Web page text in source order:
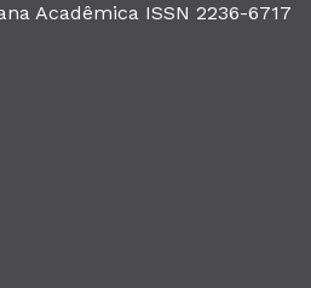
Acadêmica ISSN 2236-6717